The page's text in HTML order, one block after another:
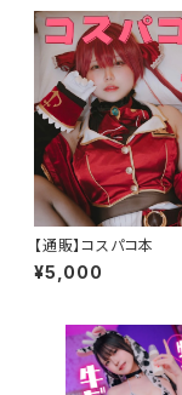
【通販】コスパコ本
¥5,000